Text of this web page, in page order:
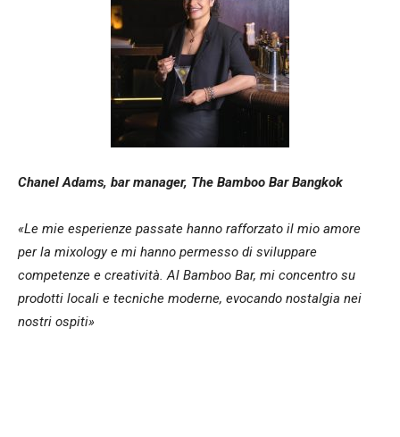
Chanel Adams, bar manager, The Bamboo Bar Bangkok
«Le mie esperienze passate hanno rafforzato il mio amore
per la mixology e mi hanno permesso di sviluppare
competenze e creatività. Al Bamboo Bar, mi concentro su
prodotti locali e tecniche moderne, evocando nostalgia nei
nostri ospiti»